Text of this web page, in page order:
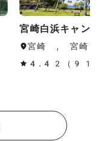
宮崎白浜キャンプ
宮崎 , 宮崎・青
4.42（91件の